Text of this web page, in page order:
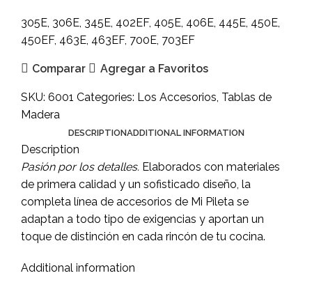
305E, 306E, 345E, 402EF, 405E, 406E, 445E, 450E,
450EF, 463E, 463EF, 700E, 703EF
Comparar Agregar a Favoritos
SKU: 6001 Categories: Los Accesorios, Tablas de
Madera
DESCRIPTIONADDITIONAL INFORMATION
Description
Pasión por los detalles. Elaborados con materiales
de primera calidad y un sofisticado diseño, la
completa línea de accesorios de Mi Pileta se
adaptan a todo tipo de exigencias y aportan un
toque de distinción en cada rincón de tu cocina.
Additional information